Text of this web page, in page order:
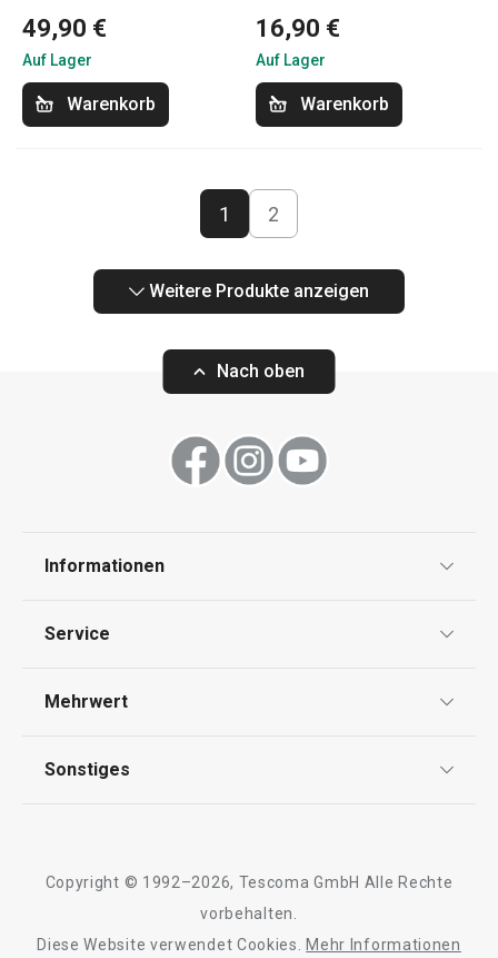
49,90 €
Auf Lager
Warenkorb
16,90 €
Auf Lager
Warenkorb
1 2
Weitere Produkte anzeigen
Nach oben
Informationen
Impressum
Service
Kontaktformular
Mehrwert
Qualität
Sonstiges
Copyright © 1992–2026, Tescoma GmbH Alle Rechte
vorbehalten.
Diese Website verwendet Cookies.
Mehr Informationen